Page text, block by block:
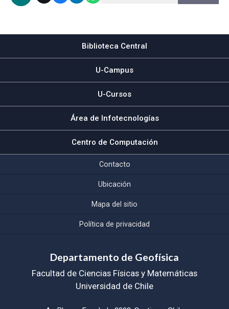
Biblioteca Central
U-Campus
U-Cursos
Área de Infotecnologías
Centro de Computación
Contacto
Ubicación
Mapa del sitio
Política de privacidad
Departamento de Geofísica
Facultad de Ciencias Físicas y Matemáticas
Universidad de Chile